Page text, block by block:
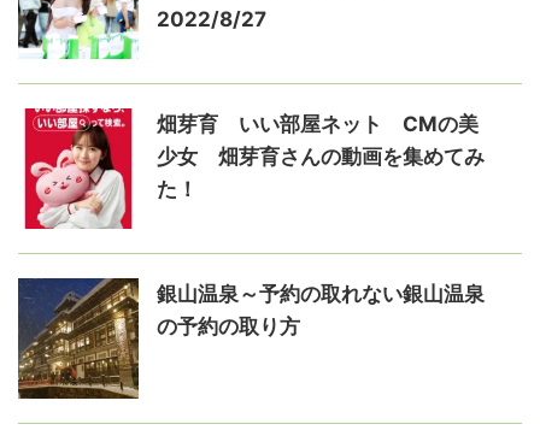
2022/8/27
畑芽育 いい部屋ネット CMの美
少女 畑芽育さんの動画を集めてみ
た！
銀山温泉～予約の取れない銀山温泉
の予約の取り方